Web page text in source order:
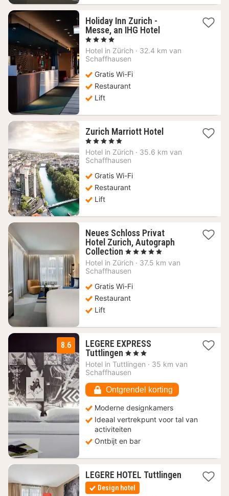
Holiday Inn Zurich -
Messe, an IHG Hotel1
vanaf
, 4 Sterren
Hotel in Zürich · 32.4 km van
Schaffhausen
Gratis Wi-Fi
Restaurant
Lift
Zurich Marriott Hotel1
vanaf
, 5 Sterren
Hotel in Zürich · 35.6 km van
Schaffhausen
Gratis Wi-Fi
Restaurant
Lift
Neues Schloss Privat
Hotel Zurich, Autograph
Collection 1
nacht
vanaf
€
, 5 Sterren
Hotel in Zürich · 37.5 km van
Schaffhausen
Gratis Wi-Fi
Restaurant
Lift
8.6
LEGERE EXPRESS
Tuttlingen 1
nacht
vanaf
€
, 3 Sterren
Hotel in Tuttlingen · 35 km van
Schaffhausen
Ontgrendel korting
Moderne designkamers
Ideaal vertrekpunt voor tal van
activiteiten
Ontbijt en bar
LEGERE HOTEL Tuttlingen1
Design hotel